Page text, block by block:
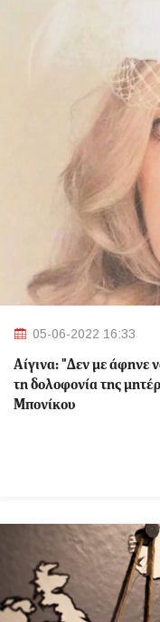
05-06-2022 16:33
Αίγινα: "Δεν με άφηνε
τη δολοφονία της
Μπονίκου